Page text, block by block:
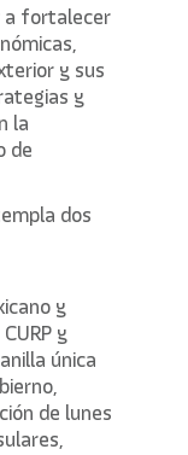
a fortalecer
y sus
y
la
de
dos
y
y
única
de lunes